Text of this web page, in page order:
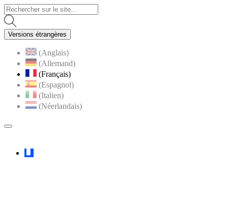
Visiter la page accueil du site de Menucourt
Versions étrangères
(Anglais)
(Allemand)
(Français)
(Espagnol)
(Italien)
(Néerlandais)
MENU